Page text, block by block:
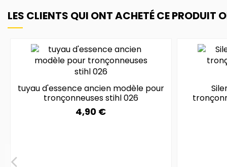
LES CLIENTS QUI ONT ACHETÉ CE PRODUIT
tuyau d'essence ancien modèle pour
tronçonneuses stihl 026
4,90 €